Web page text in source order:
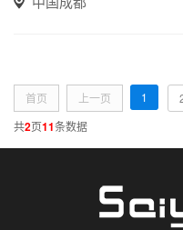
首页 上一页 1
共2页11条数据